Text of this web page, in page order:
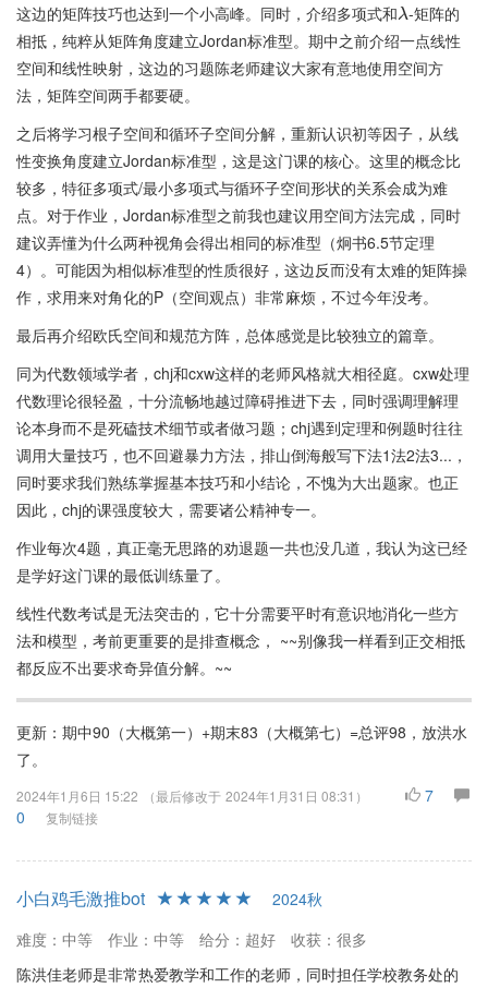
这边的矩阵技巧也达到一个小高峰。同时，介绍多项式和λ-矩阵的
相抵，纯粹从矩阵角度建立Jordan标准型。期中之前介绍一点线性
空间和线性映射，这边的习题陈老师建议大家有意地使用空间方
法，矩阵空间两手都要硬。
之后将学习根子空间和循环子空间分解，重新认识初等因子，从线
性变换角度建立Jordan标准型，这是这门课的核心。这里的概念比
较多，特征多项式/最小多项式与循环子空间形状的关系会成为难
点。对于作业，Jordan标准型之前我也建议用空间方法完成，同时
建议弄懂为什么两种视角会得出相同的标准型（炯书6.5节定理
4）。可能因为相似标准型的性质很好，这边反而没有太难的矩阵操
作，求用来对角化的P（空间观点）非常麻烦，不过今年没考。
最后再介绍欧氏空间和规范方阵，总体感觉是比较独立的篇章。
同为代数领域学者，chj和cxw这样的老师风格就大相径庭。cxw处理
代数理论很轻盈，十分流畅地越过障碍推进下去，同时强调理解理
论本身而不是死磕技术细节或者做习题；chj遇到定理和例题时往往
调用大量技巧，也不回避暴力方法，排山倒海般写下法1法2法3...，
同时要求我们熟练掌握基本技巧和小结论，不愧为大出题家。也正
因此，chj的课强度较大，需要诸公精神专一。
作业每次4题，真正毫无思路的劝退题一共也没几道，我认为这已经
是学好这门课的最低训练量了。
线性代数考试是无法突击的，它十分需要平时有意识地消化一些方
法和模型，考前更重要的是排查概念， ~~别像我一样看到正交相抵
都反应不出要求奇异值分解。~~
更新：期中90（大概第一）+期末83（大概第七）=总评98，放洪水
了。
2024年1月6日 15:22 （最后修改于 2024年1月31日 08:31 ）
7
0
复制链接
小白鸡毛激推bot
2024秋
难度：中等
作业：中等 给分：超好
收获：很多
陈洪佳老师是非常热爱教学和工作的老师，同时担任学校教务处的